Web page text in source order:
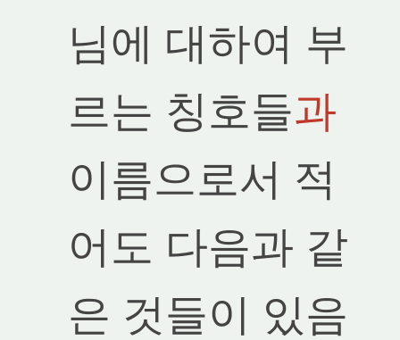
님에 대하여 부
르는 칭호들과
이름으로서 적
어도 다음과 같
은 것들이 있음